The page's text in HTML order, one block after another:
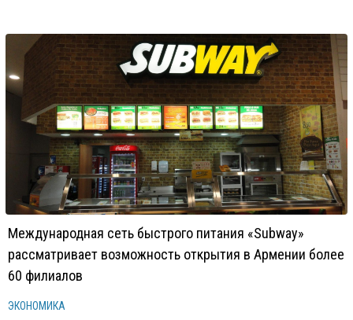
Международная сеть быстрого питания «Subway»
рассматривает возможность открытия в Армении более
60 филиалов
ЭКОНОМИКА